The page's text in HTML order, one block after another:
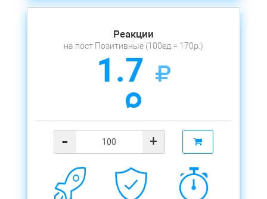
Реакции
на пост Позитивные (100ед.= 170р.)
1.7
- +